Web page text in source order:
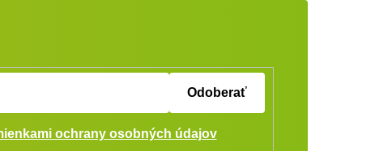
Odoberať
ochrany osobných údajov